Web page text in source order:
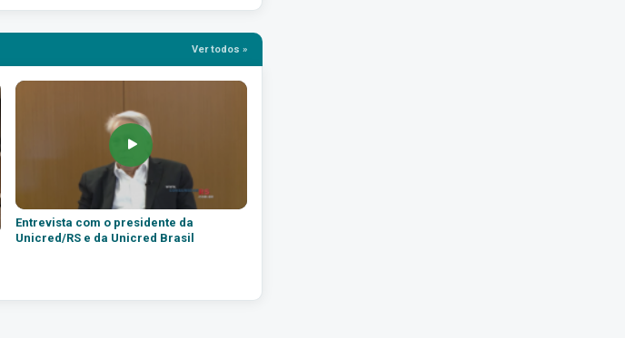
Ver todos »
Entrevista com o presidente da
Unicred/RS e da Unicred Brasil